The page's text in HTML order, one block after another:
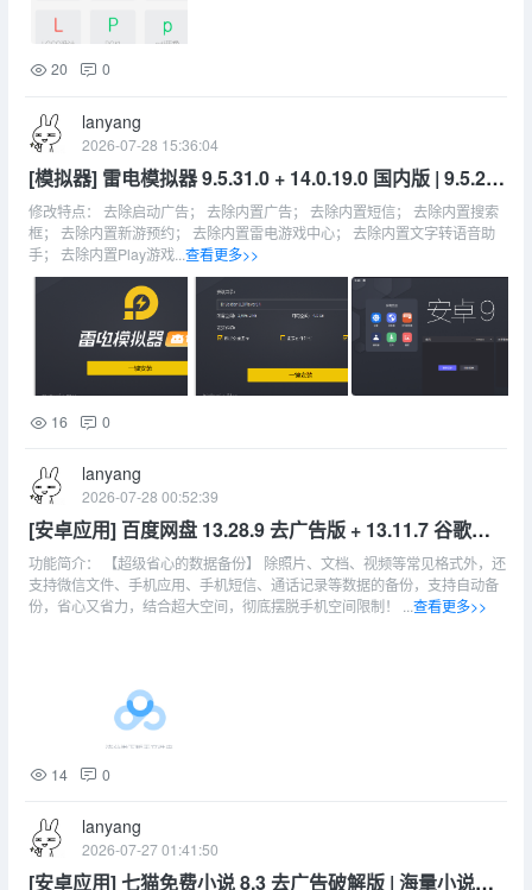
20 0
lanyang
2026-07-28 15:36:04
[模拟器] 雷电模拟器 9.5.31.0 + 14.0.19.0 国内版 | 9.5.27.
0 + 14.0.18.0 海外版 | 去广告版
修改特点： 去除启动广告； 去除内置广告； 去除内置短信； 去除内置搜索
框； 去除内置新游预约； 去除内置雷电游戏中心； 去除内置文字转语音助
手； 去除内置Play游戏...查看更多>>
16 0
lanyang
2026-07-28 00:52:39
[安卓应用] 百度网盘 13.28.9 去广告版 + 13.11.7 谷歌内
置模块版
功能简介： 【超级省心的数据备份】 除照片、文档、视频等常见格式外，还
支持微信文件、手机应用、手机短信、通话记录等数据的备份，支持自动备
份，省心又省力，结合超大空间，彻底摆脱手机空间限制！ ...查看更多>>
14 0
lanyang
2026-07-27 01:41:50
[安卓应用] 七猫免费小说 8.3 去广告破解版 | 海量小说阅